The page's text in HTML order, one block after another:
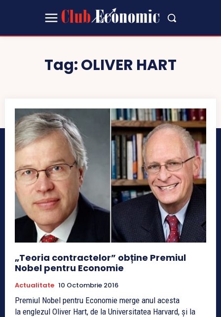
Tag:OLIVER HART
„Teoria contractelor” obține Premiul
Nobel pentru Economie
Actualitate 10 Octombrie 2016
Premiul Nobel pentru Economie merge anul acesta
la englezul Oliver Hart, de la Universitatea Harvard, şi la